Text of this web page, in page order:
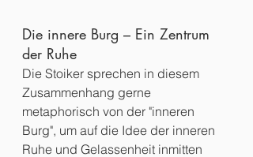
Die innere Burg – Ein Zentrum
der Ruhe
Die Stoiker sprechen in diesem
Zusammenhang gerne
metaphorisch von der "inneren
Burg", um auf die Idee der inneren
Ruhe und Gelassenheit inmitten